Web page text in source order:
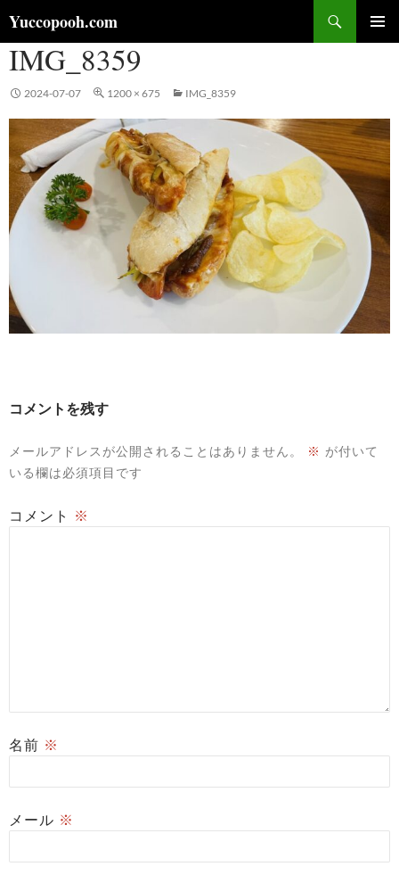
ン
テ
ン
ツ
へ
ス
キ
プ
Yuccopooh.com
索
IMG_8359
2024-07-07 1200 × 675 IMG_8359
コメントを残す
メールアドレスが公開されることはありません。 ※ が付いて
いる欄は必須項目です
コメント ※
名前 ※
メール ※